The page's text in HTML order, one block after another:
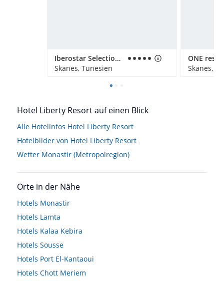
Iberostar Selection Kuriat Palace
Skanes, Tunesien
Skanes,
Hotel Liberty Resort auf einen Blick
Alle Hotelinfos Hotel Liberty Resort
Hotelbilder von Hotel Liberty Resort
Wetter Monastir (Metropolregion)
Orte in der Nähe
Hotels Monastir
Hotels Lamta
Hotels Kalaa Kebira
Hotels Sousse
Hotels Port El-Kantaoui
Hotels Chott Meriem